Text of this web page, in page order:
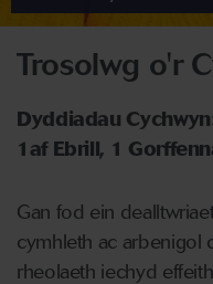
Trosolwg o'r
Dyddiadau
1af Ebrill, 1
Gan fod ein
cymhleth ac arbenigol
rheolaeth iechyd